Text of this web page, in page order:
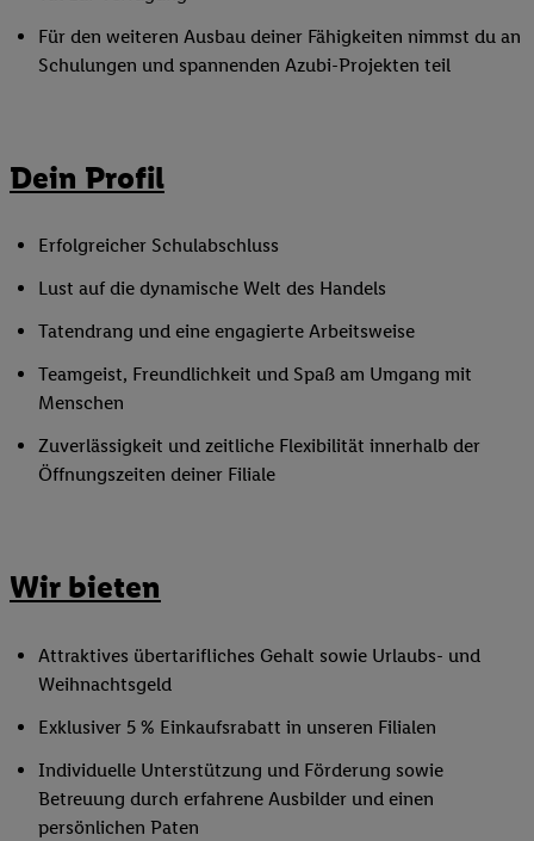
Für den weiteren Ausbau deiner Fähigkeiten nimmst du an
Schulungen und spannenden Azubi-Projekten teil
Dein Profil
Erfolgreicher Schulabschluss
Lust auf die dynamische Welt des Handels
Tatendrang und eine engagierte Arbeitsweise
Teamgeist, Freundlichkeit und Spaß am Umgang mit
Menschen
Zuverlässigkeit und zeitliche Flexibilität innerhalb der
Öffnungszeiten deiner Filiale
Wir bieten
Attraktives übertarifliches Gehalt sowie Urlaubs- und
Weihnachtsgeld
Exklusiver 5 % Einkaufsrabatt in unseren Filialen
Individuelle Unterstützung und Förderung sowie
Betreuung durch erfahrene Ausbilder und einen
persönlichen Paten